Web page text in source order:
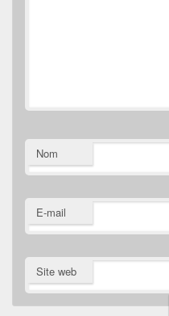
Nom
E-mail
Site web